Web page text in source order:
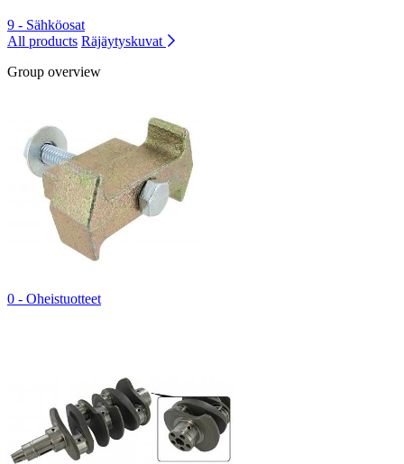
9 - Sähköosat
All products Räjäytyskuvat
Group overview
0 - Oheistuotteet